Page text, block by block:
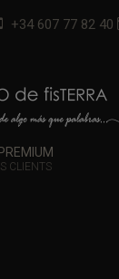
+34 607 77 82 40
CLIENTS